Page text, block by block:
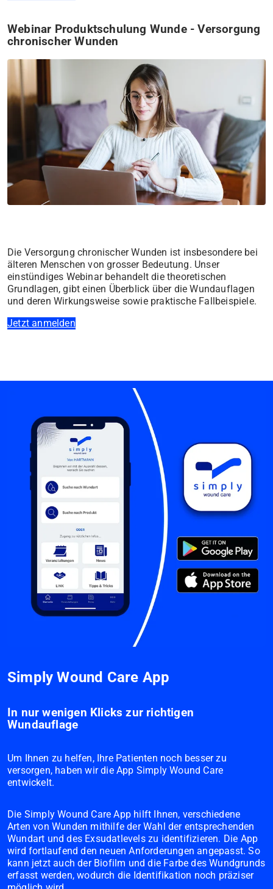
Webinar Produktschulung Wunde - Versorgung
chronischer Wunden
Die Versorgung chronischer Wunden ist insbesondere bei
älteren Menschen von grosser Bedeutung. Unser
einstündiges Webinar behandelt die theoretischen
Grundlagen, gibt einen Überblick über die Wundauflagen
und deren Wirkungsweise sowie praktische Fallbeispiele.
Jetzt anmelden
Simply Wound Care App
In nur wenigen Klicks zur richtigen
Wundauflage
Um Ihnen zu helfen, Ihre Patienten noch besser zu
versorgen, haben wir die App Simply Wound Care
entwickelt.
Die Simply Wound Care App hilft Ihnen, verschiedene
Arten von Wunden mithilfe der Wahl der entsprechenden
Wundart und des Exsudatlevels zu identifizieren. Die App
wird fortlaufend den neuen Anforderungen angepasst. So
kann jetzt auch der Biofilm und die Farbe des Wundgrunds
erfasst werden, wodurch die Identifikation noch präziser